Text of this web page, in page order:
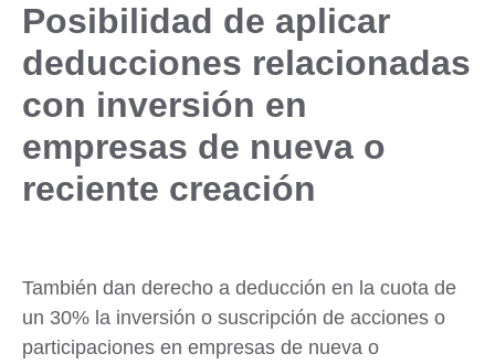
Posibilidad de aplicar
deducciones relacionadas
con inversión en
empresas de nueva o
reciente creación
También dan derecho a deducción en la cuota de
un 30% la inversión o suscripción de acciones o
participaciones en empresas de nueva o